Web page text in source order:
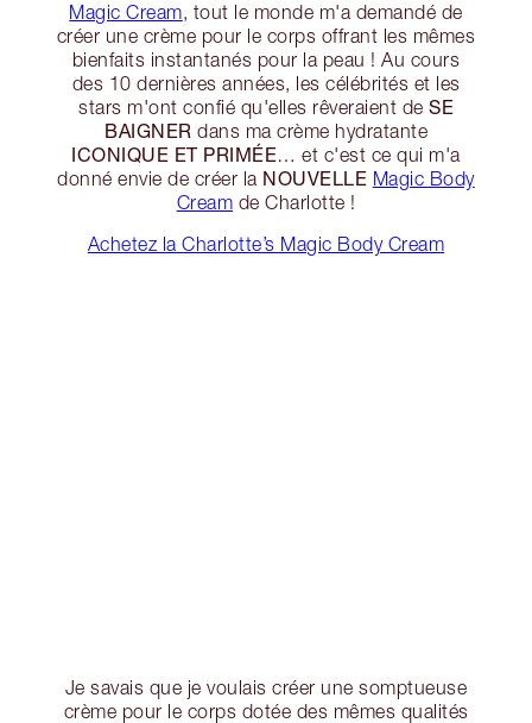
Magic Cream, tout le monde m'a demandé de
créer une crème pour le corps offrant les mêmes
bienfaits instantanés pour la peau ! Au cours
des 10 dernières années, les célébrités et les
stars m'ont confié qu'elles rêveraient de SE
BAIGNER dans ma crème hydratante
ICONIQUE ET PRIMÉE… et c'est ce qui m'a
donné envie de créer la NOUVELLE Magic Body
Cream de Charlotte !
Achetez la Charlotte’s Magic Body Cream
Je savais que je voulais créer une somptueuse
crème pour le corps dotée des mêmes qualités